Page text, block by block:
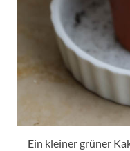
Ein kleiner grüner